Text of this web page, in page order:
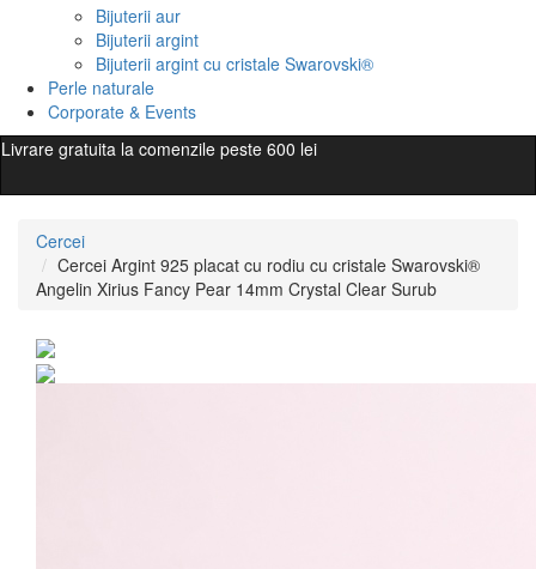
Bijuterii aur
Bijuterii argint
Bijuterii argint cu cristale Swarovski®
Perle naturale
Corporate & Events
Livrare gratuita la comenzile peste 600 lei
Cercei
Cercei Argint 925 placat cu rodiu cu cristale Swarovski®
Angelin Xirius Fancy Pear 14mm Crystal Clear Surub